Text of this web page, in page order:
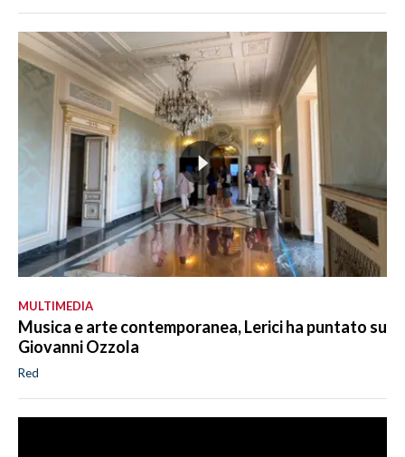
MULTIMEDIA
Musica e arte contemporanea, Lerici ha puntato su
Giovanni Ozzola
Red